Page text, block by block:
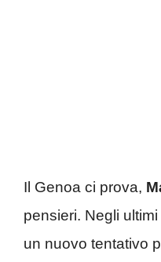
Il Genoa ci prova,
pensieri. Negli ultimi
un nuovo tentativo